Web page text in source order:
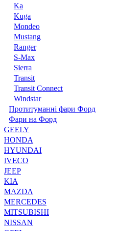
Ka
Kuga
Mondeo
Mustang
Ranger
S-Max
Sierra
Transit
Transit Connect
Windstar
Протитуманні фари Форд
Фари на Форд
GEELY
HONDA
HYUNDAI
IVECO
JEEP
KIA
MAZDA
MERCEDES
MITSUBISHI
NISSAN